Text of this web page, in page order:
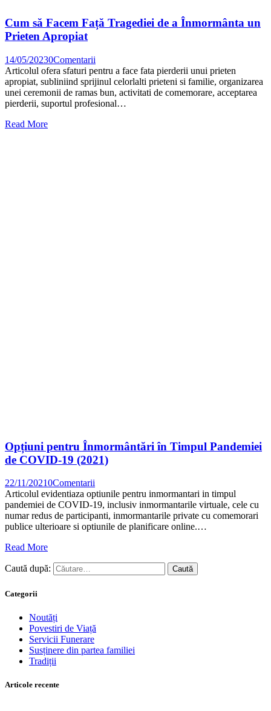
Cum să Facem Față Tragediei de a Înmormânta un
Prieten Apropiat
14/05/20230Comentarii
Articolul ofera sfaturi pentru a face fata pierderii unui prieten
apropiat, subliniind sprijinul celorlalti prieteni si familie, organizarea
unei ceremonii de ramas bun, activitati de comemorare, acceptarea
pierderii, suportul profesional…
Read More
Opțiuni pentru Înmormântări în Timpul Pandemiei
de COVID-19 (2021)
22/11/20210Comentarii
Articolul evidentiaza optiunile pentru inmormantari in timpul
pandemiei de COVID-19, inclusiv inmormantarile virtuale, cele cu
numar redus de participanti, inmormantarile private cu comemorari
publice ulterioare si optiunile de planificare online.…
Read More
Caută după:
Categorii
Noutăți
Povestiri de Viață
Servicii Funerare
Susținere din partea familiei
Tradiții
Articole recente